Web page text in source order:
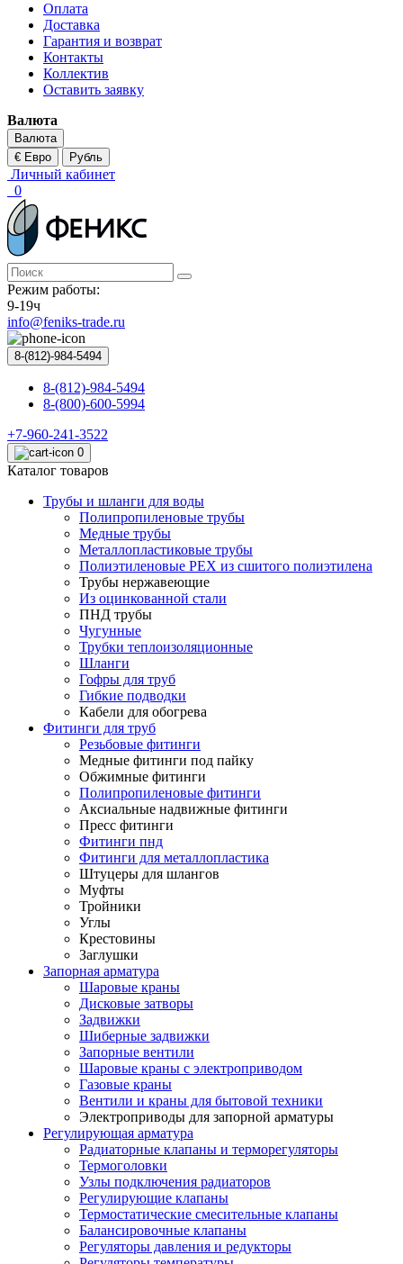
Оплата
Доставка
Гарантия и возврат
Контакты
Коллектив
Оставить заявку
Валюта
Валюта
€ Евро
Рубль
Личный кабинет
0
Режим работы:
9-19ч
info@feniks-trade.ru
8-(812)-984-5494
8-(812)-984-5494
8-(800)-600-5994
+7-960-241-3522
0
Каталог товаров
Трубы и шланги для воды
Полипропиленовые трубы
Медные трубы
Металлопластиковые трубы
Полиэтиленовые PEX из сшитого полиэтилена
Трубы нержавеющие
Из оцинкованной стали
ПНД трубы
Чугунные
Трубки теплоизоляционные
Шланги
Гофры для труб
Гибкие подводки
Кабели для обогрева
Фитинги для труб
Резьбовые фитинги
Медные фитинги под пайку
Обжимные фитинги
Полипропиленовые фитинги
Аксиальные надвижные фитинги
Пресс фитинги
Фитинги пнд
Фитинги для металлопластика
Штуцеры для шлангов
Муфты
Тройники
Углы
Крестовины
Заглушки
Запорная арматура
Шаровые краны
Дисковые затворы
Задвижки
Шиберные задвижки
Запорные вентили
Шаровые краны с электроприводом
Газовые краны
Вентили и краны для бытовой техники
Электроприводы для запорной арматуры
Регулирующая арматура
Радиаторные клапаны и терморегуляторы
Термоголовки
Узлы подключения радиаторов
Регулирующие клапаны
Термостатические смесительные клапаны
Балансировочные клапаны
Регуляторы давления и редукторы